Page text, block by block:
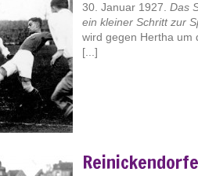
30. Januar 1927. Das
ein kleiner Schritt zur
wird gegen Hertha um
[...]